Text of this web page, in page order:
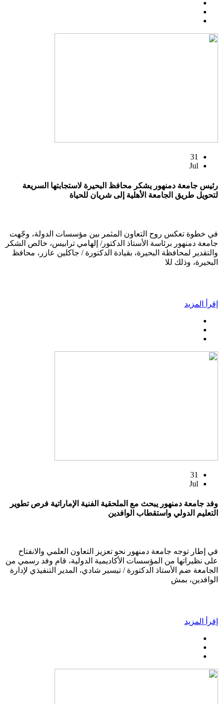
31
Jul
رئيس جامعة دمنهور يشكر محافظ البحيرة لاستجابتها السريعة
لتحويل طريق الجامعة الأهلية إلى شريان للحياة
في خطوة تعكس روح التعاون المثمر بين مؤسسات الدولة، وجّهت
جامعة دمنهور برئاسة الأستاذ الدكتور/ إلهامي ترابيس، خالص الشكر
والتقدير لمحافظة البحيرة، بقيادة الدكتورة / جاكلين عازر، محافظ
البحيرة، وذلك للا
إقرأ المزيد
31
Jul
وفد جامعة دمنهور يبحث مع الملحقية الفنية الإماراتية فرص تطوير
التعليم الدولي واستقطاب الوافدين
في إطار توجه جامعة دمنهور نحو تعزيز التعاون العلمي والانفتاح
على نظيراتها من المؤسسات الأكاديمية الدولية، قام وفد رسمي من
الجامعة ضم الأستاذ الدكتورة / تيسير شادي، المدير التنفيذي لإدارة
الوافدين، بمش
إقرأ المزيد